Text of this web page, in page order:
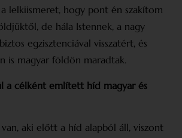
lelkiismeret, hogy pont én szakítom
de hála Istennek, a nagy
egzisztenciával visszatért, és
is magyar földön maradtak.
a célként említett híd magyar és
aki előtt a híd alapból áll, viszont